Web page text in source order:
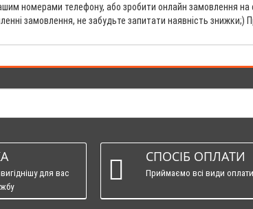
номерами телефону, або зробити онлайн замовлення
замовлення, не забудьте запитати наявність знижки;)
для вас
СПОСІБ ОПЛАТИ
Приймаємо всі види оплати